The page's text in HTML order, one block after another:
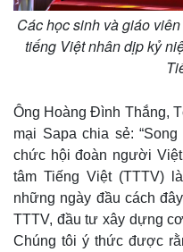
Các học sinh và giáo
tiếng Việt nhân dịp kỷ
Ông Hoàng Đình Thắng,
mại Sapa chia sẻ:
chức hội đoàn người
tâm Tiếng Việt (TTTV)
những ngày đầu cách
TTTV, đầu tư xây dựng
Chúng tôi ý thức được